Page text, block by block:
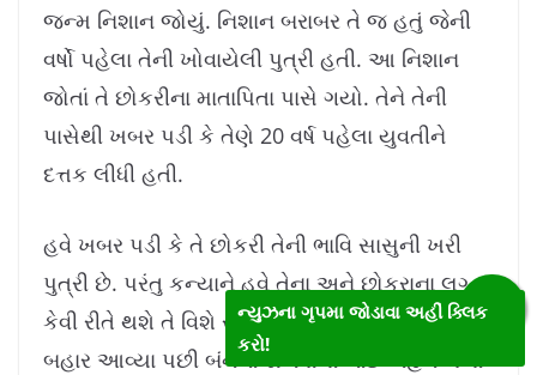
જન્મ નિશાન જોયું. નિશાન બરાબર તે જ હતું જેની
વર્ષો પહેલા તેની ખોવાયેલી પુત્રી હતી. આ નિશાન
જોતાં તે છોકરીના માતાપિતા પાસે ગયો. તેને તેની
પાસેથી ખબર પડી કે તેણે 20 વર્ષ પહેલા યુવતીને
દત્તક લીધી હતી.
હવે ખબર પડી કે તે છોકરી તેની ભાવિ સાસુની ખરી
પુત્રી છે. પરંતુ કન્યાને હવે તેના અને છોકરાના લગ્ન
કેવી રીતે થશે તે વિશે સત્ય જાણ્યું છે. આ સત્ય
બહાર આવ્યા પછી બંનેના સંબંધોમાં ભાઈ-બહેન થયા
ન્યુઝના ગૃપમા જોડાવા અહીં ક્લિક
કરો!